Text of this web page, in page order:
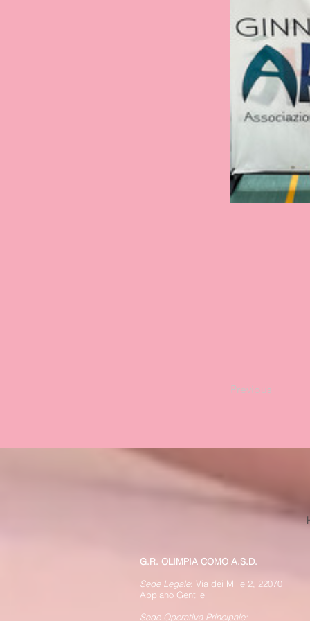
Previous
G.R. OLIMPIA COMO A.S.D.
Sede Legale: Via dei Mille 2, 22070
Appiano Gentile
Sede Operativa Principale: